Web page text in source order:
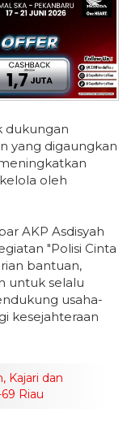
dukungan
yang digaungkan
oleh
AKP Asdisyah
"Polisi Cinta
bantuan,
untuk selalu
usaha-
kesejahteraan
Kajari dan
Riau